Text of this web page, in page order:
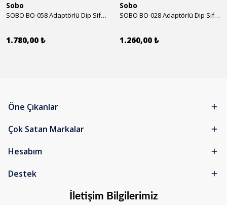
Sobo
SOBO BO-058 Adaptörlü Dip Sifonu 2000 Lth 32 W
1.780,00 ₺
Sobo
SOBO BO-028 Adaptörlü Dip Sifonu 1700 Lth 28 W
1.260,00 ₺
Öne Çıkanlar
Çok Satan Markalar
Hesabım
Destek
İletişim Bilgilerimiz